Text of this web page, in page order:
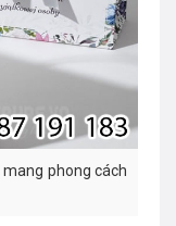
phong cách